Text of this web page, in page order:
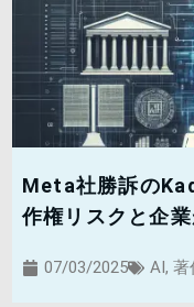
Meta社勝訴の
作権リスクと企
07/03/2025 AI, 著